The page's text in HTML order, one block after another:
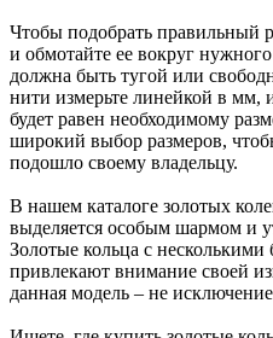
Чтобы подобрать правильный
и обмотайте ее вокруг
должна быть тугой или
нити измерьте линейкой в мм,
будет равен необходимому
широкий выбор размеров,
подошло своему владельцу.
В нашем каталоге золотых
выделяется особым шармом и
Золотые кольца с несколькими
привлекают внимание своей
данная модель – не